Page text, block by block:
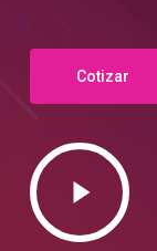
Cotizar
Play
Video